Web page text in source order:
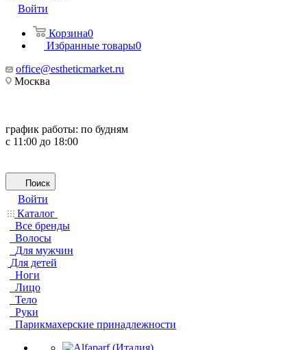
Войти
Корзина0
Избранные товары0
office@estheticmarket.ru
Москва
график работы: по будням
с 11:00 до 18:00
Поиск
Войти
Каталог
Все бренды
Волосы
Для мужчин
Для детей
Ноги
Лицо
Тело
Руки
Парикмахерские принадлежности